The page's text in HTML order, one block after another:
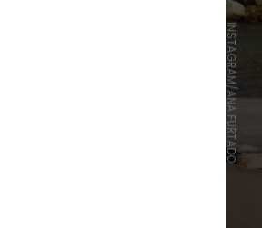
INSTAGRAM/ANA FURTADO